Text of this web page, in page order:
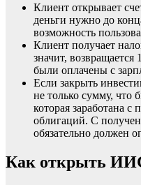
Клиент открывает
деньги нужно до
возможность
Клиент получает
значит,
были оплачены с
Если закрыть
не только сумму, что
которая заработана
облигаций. С
обязательно должен
Как открыть